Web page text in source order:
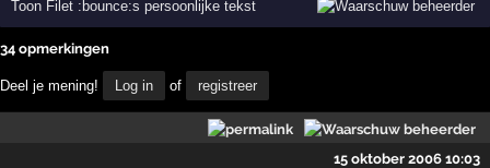
Toon Filet :bounce:s persoonlijke tekst
34 opmerkingen
Deel je mening! Log in of registreer
15 oktober 2006 10:03